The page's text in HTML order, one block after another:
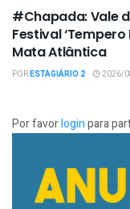
#Chapada: Vale
Festival
Mata Atlântica
PORESTAGIÁRIO 2 2026/
Por favorloginpara